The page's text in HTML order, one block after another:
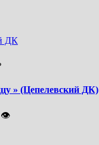
ДК
» (Цепелевский ДК)
👁